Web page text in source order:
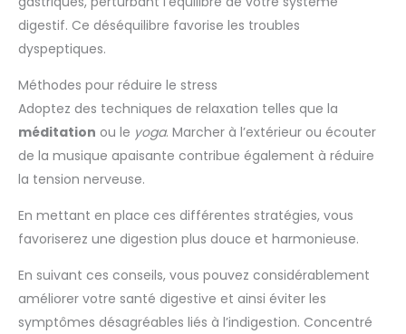
digestif. Ce déséquilibre favorise les troubles
dyspeptiques.
Méthodes pour réduire le stress
Adoptez des techniques de relaxation telles que la
méditation ou le yoga. Marcher à l’extérieur ou écouter
de la musique apaisante contribue également à réduire
la tension nerveuse.
En mettant en place ces différentes stratégies, vous
favoriserez une digestion plus douce et harmonieuse.
En suivant ces conseils, vous pouvez considérablement
améliorer votre santé digestive et ainsi éviter les
symptômes désagréables liés à l’indigestion. Concentré